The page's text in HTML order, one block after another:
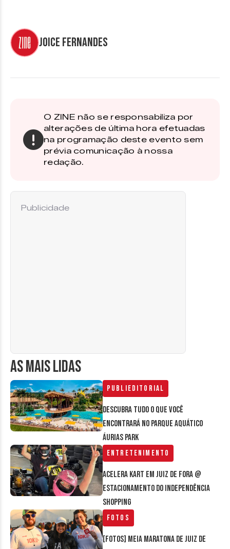
Joice Fernandes
O ZINE não se responsabiliza por
alterações de última hora efetuadas
na programação deste evento sem
prévia comunicação à nossa
redação.
AS MAIS LIDAS
Publieditorial
Descubra tudo o que você
encontrará no parque aquático
Áurias Park
Entretenimento
Acelera Kart em Juiz de Fora @
estacionamento do Independência
Shopping
Fotos
[FOTOS] Meia Maratona de Juiz de
Publicidade